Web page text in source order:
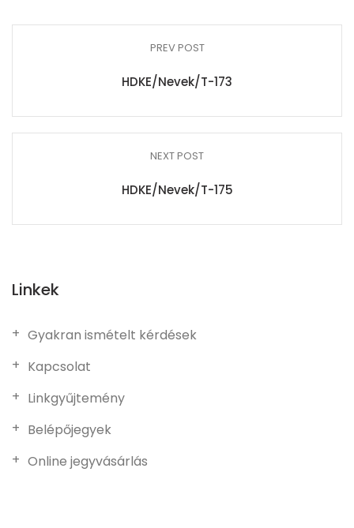
PREV POST
HDKE/Nevek/T-173
NEXT POST
HDKE/Nevek/T-175
Linkek
Gyakran ismételt kérdések
Kapcsolat
Linkgyűjtemény
Belépőjegyek
Online jegyvásárlás